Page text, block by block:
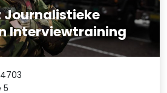
Journalistieke
Interviewtraining
5